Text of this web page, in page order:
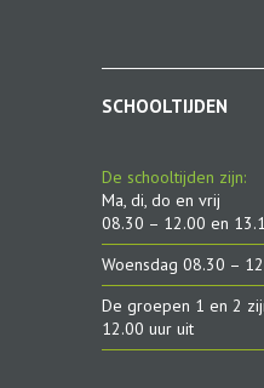
SCHOOLTIJDEN
De schooltijden zijn:
Ma, di, do en vrij
08.30 – 12.00 en
Woensdag 08.30 –
De groepen 1 en 2
12.00 uur uit